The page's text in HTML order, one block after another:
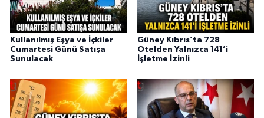
Kullanılmış Eşya ve İçkiler
Cumartesi Günü Satışa
Sunulacak
Güney Kıbrıs’ta 728
Otelden Yalnızca 141’i
İşletme İzinli